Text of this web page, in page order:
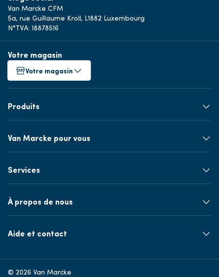
Van Marcke CFM
5a, rue Guillaume Kroll, L1882 Luxembourg
N°TVA: 18878516
Votre magasin
Votre magasin
Produits
Van Marcke pour vous
Services
À propos de nous
Aide et contact
© 2026 Van Marcke